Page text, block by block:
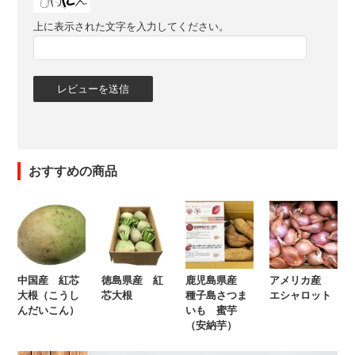
上に表示された文字を入力してください。
おすすめの商品
中国産 紅芯
大根（こうし
んだいこん）
徳島県産 紅
芯大根
鹿児島県産
種子島さつま
いも 蜜芋
（安納芋）
アメリカ産
エシャロット